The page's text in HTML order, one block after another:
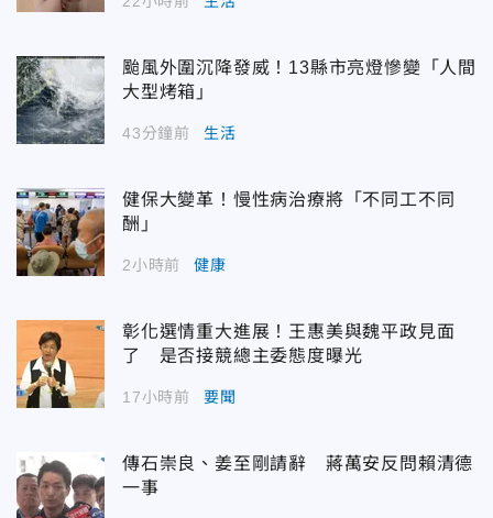
颱風外圍沉降發威！13縣市亮燈慘變「人間
大型烤箱」
43分鐘前 生活
健保大變革！慢性病治療將「不同工不同
酬」
2小時前 健康
彰化選情重大進展！王惠美與魏平政見面
了 是否接競總主委態度曝光
17小時前 要聞
傳石崇良、姜至剛請辭 蔣萬安反問賴清德
一事